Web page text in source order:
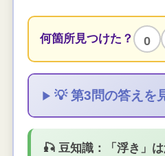
何箇所見つけた？ 0
💡 第3問の答えを
🎣 豆知識：「浮き」